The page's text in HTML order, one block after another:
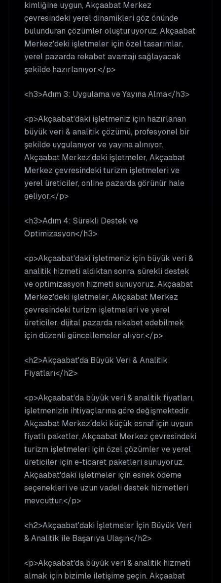
kimliğine uygun, Akçaabat Merkez
çevresindeki yerel dinamikleri göz önünde
bulunduran çözümler oluşturuyoruz. Akçaabat
Merkez'deki işletmeler için özel tasarımlar,
yerel pazarda rekabet avantajı sağlayacak
şekilde hazırlanıyor.</p>
<h3>Adım 3: Uygulama ve Yayına Alma</h3>
<p>Akçaabat'daki işletmeniz için hazırlanan
büyük veri & analitik çözümü, profesyonel bir
şekilde uygulanıyor ve yayına alınıyor.
Akçaabat Merkez'deki işletmeler, Akçaabat
Merkez çevresindeki turizm işletmeleri ve
yerel üreticiler, online pazarda görünür hale
geliyor.</p>
<h3>Adım 4: Sürekli Destek ve
Optimizasyon</h3>
<p>Akçaabat'daki işletmeniz için büyük veri &
analitik hizmeti aldıktan sonra, sürekli destek
ve optimizasyon hizmeti sunuyoruz. Akçaabat
Merkez'deki işletmeler, Akçaabat Merkez
çevresindeki turizm işletmeleri ve yerel
üreticiler, dijital pazarda rekabet edebilmek
için düzenli güncellemeler alıyor.</p>
<h2>Akçaabat'da Büyük Veri & Analitik
Fiyatları</h2>
<p>Akçaabat'da büyük veri & analitik fiyatları,
işletmenizin ihtiyaçlarına göre değişmektedir.
Akçaabat Merkez'deki küçük esnaf için uygun
fiyatlı paketler, Akçaabat Merkez çevresindeki
turizm işletmeleri için özel çözümler ve yerel
üreticiler için e-ticaret paketleri sunuyoruz.
Akçaabat'daki işletmeler için esnek ödeme
seçenekleri ve uzun vadeli destek hizmetleri
mevcuttur.</p>
<h2>Akçaabat'daki İşletmeler İçin Büyük Veri
& Analitik ile Başarıya Ulaşın</h2>
<p>Akçaabat'da büyük veri & analitik hizmeti
almak için bizimle iletişime geçin. Akçaabat